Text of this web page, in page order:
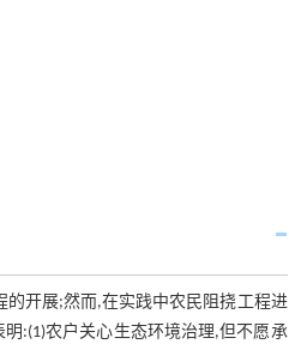
开展;然而,在实践中农民阻挠工程进
:(1)农户关心生态环境治理,但不愿承